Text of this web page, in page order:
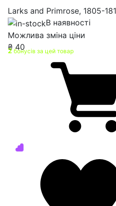
Larks and Primrose, 1805-
В наявності
Можлива зміна ціни
₴ 40
2 бонусів за цей товар